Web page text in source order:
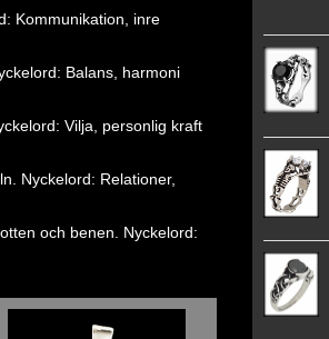
Kommunikation, inre
Balans, harmoni
Vilja, personlig kraft
Nyckelord: Relationer,
och benen. Nyckelord: